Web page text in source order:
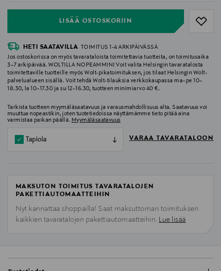
LISÄÄ OSTOSKORIIN
HETI SAATAVILLA
TOIMITUS 1-4 ARKIPÄIVÄSSÄ
Jos ostoskorissa on myös tavarataloista toimitettavia tuotteita, on toimitusaika
3–7 arkipäivää. WOLTILLA NOPEAMMIN! Voit valita Helsingin tavaratalosta
toimitettaville tuotteille myös Wolt-pikatoimituksen, jos tilaat Helsingin Wolt-
palvelualueen sisällä. Voit tehdä Wolt-tilauksia verkkokaupassa ma–pe 10–
18.30, la 10–17.30 ja su 12–16.30, tuotteen minimiarvo 40 €.
Tarkista tuotteen myymäläsaatavuus ja varausmahdollisuus alta. Saatavuus voi
muuttua nopeastikin, joten tuotetiedoissa näyttämämme tieto pitää aina
varmistaa paikan päällä. Myymäläsaatavuus
Tapiola VARAA TAVARATALOON
MAKSUTON TOIMITUS TAVARATALOJEN
PAKETTIAUTOMAATTEIHIN
Nyt kannattaa shoppailla! Saat maksuttoman toimituksen
kaikkien tavaratalojen pakettiautomaatteihin. Lue lisää